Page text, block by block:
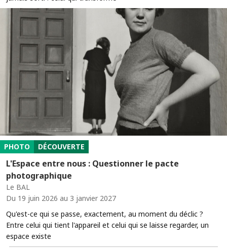
PHOTO DÉCOUVERTE
L'Espace entre nous : Questionner le pacte
photographique
Le BAL
Du 19 juin 2026 au 3 janvier 2027
Qu'est-ce qui se passe, exactement, au moment du déclic ?
Entre celui qui tient l'appareil et celui qui se laisse regarder, un
espace existe